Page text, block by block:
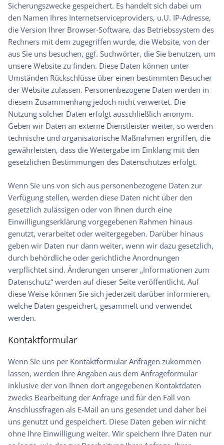
Sicherungszwecke gespeichert. Es handelt sich dabei um
den Namen Ihres Internetserviceproviders, u.U. IP-Adresse,
die Version Ihrer Browser-Software, das Betriebssystem des
Rechners mit dem zugegriffen wurde, die Website, von der
aus Sie uns besuchen, ggf. Suchwörter, die Sie benutzen, um
unsere Website zu finden. Diese Daten können unter
Umständen Rückschlüsse über einen bestimmten Besucher
der Website zulassen. Personenbezogene Daten werden in
diesem Zusammenhang jedoch nicht verwertet. Die
Nutzung solcher Daten erfolgt ausschließlich anonym.
Geben wir Daten an externe Dienstleister weiter, so werden
technische und organisatorische Maßnahmen ergriffen, die
gewährleisten, dass die Weitergabe im Einklang mit den
gesetzlichen Bestimmungen des Datenschutzes erfolgt.
Wenn Sie uns von sich aus personenbezogene Daten zur
Verfügung stellen, werden diese Daten nicht über den
gesetzlich zulässigen oder von Ihnen durch eine
Einwilligungserklärung vorgegebenen Rahmen hinaus
genutzt, verarbeitet oder weitergegeben. Darüber hinaus
geben wir Daten nur dann weiter, wenn wir dazu gesetzlich,
durch behördliche oder gerichtliche Anordnungen
verpflichtet sind. Änderungen unserer „Informationen zum
Datenschutz“ werden auf dieser Seite veröffentlicht. Auf
diese Weise können Sie sich jederzeit darüber informieren,
welche Daten gespeichert, gesammelt und verwendet
werden.
Kontaktformular
Wenn Sie uns per Kontaktformular Anfragen zukommen
lassen, werden Ihre Angaben aus dem Anfrageformular
inklusive der von Ihnen dort angegebenen Kontaktdaten
zwecks Bearbeitung der Anfrage und für den Fall von
Anschlussfragen als E-Mail an uns gesendet und daher bei
uns genutzt und gespeichert. Diese Daten geben wir nicht
ohne Ihre Einwilligung weiter. Wir speichern Ihre Daten nur